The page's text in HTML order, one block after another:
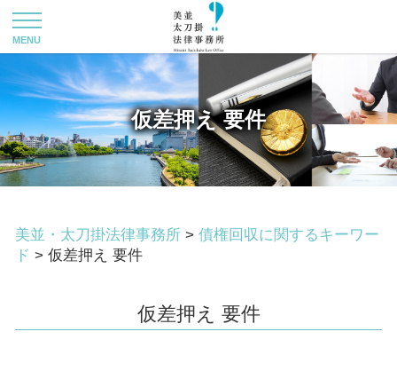
仮差押え 要件
美並・太刀掛法律事務所 > 債権回収に関するキーワー
ド > 仮差押え 要件
仮差押え 要件